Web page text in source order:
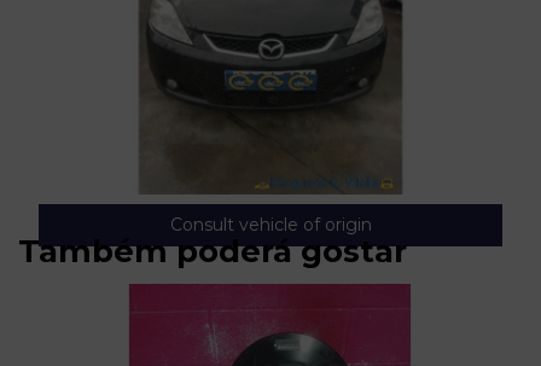
Consult vehicle of origin
Também poderá gostar